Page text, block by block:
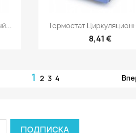
Быстрый
Термостат
8,41 €
1 2 3 4